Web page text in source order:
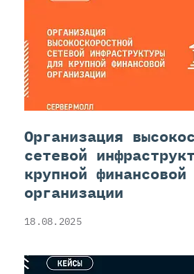
Организация
сетевой
крупной финансовой
организации
18.08.2025